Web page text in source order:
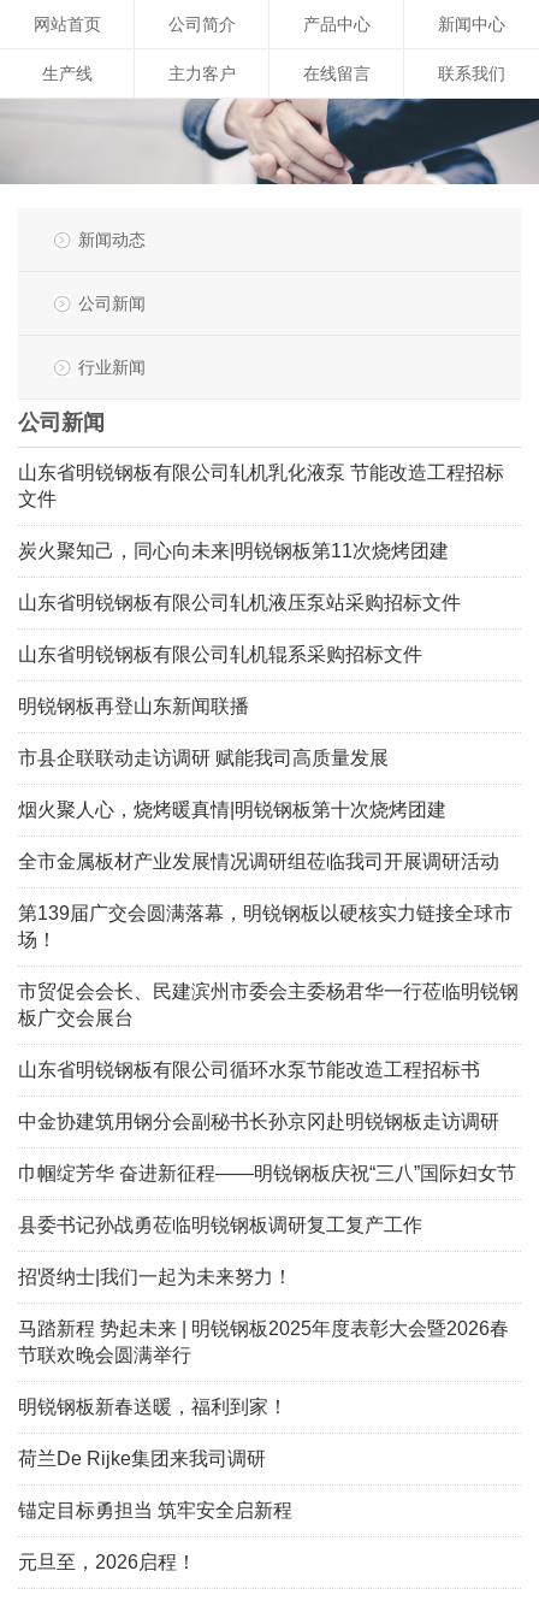
网站首页 公司简介 产品中心 新闻中心
生产线 主力客户 在线留言 联系我们
新闻动态
公司新闻
行业新闻
公司新闻
山东省明锐钢板有限公司轧机乳化液泵 节能改造工程招标
文件
炭火聚知己，同心向未来|明锐钢板第11次烧烤团建
山东省明锐钢板有限公司轧机液压泵站采购招标文件
山东省明锐钢板有限公司轧机辊系采购招标文件
明锐钢板再登山东新闻联播
市县企联联动走访调研 赋能我司高质量发展
烟火聚人心，烧烤暖真情|明锐钢板第十次烧烤团建
全市金属板材产业发展情况调研组莅临我司开展调研活动
第139届广交会圆满落幕，明锐钢板以硬核实力链接全球市
场！
市贸促会会长、民建滨州市委会主委杨君华一行莅临明锐钢
板广交会展台
山东省明锐钢板有限公司循环水泵节能改造工程招标书
中金协建筑用钢分会副秘书长孙京冈赴明锐钢板走访调研
巾帼绽芳华 奋进新征程——明锐钢板庆祝“三八”国际妇女节‌
县委书记孙战勇莅临明锐钢板调研复工复产工作
招贤纳士|我们一起为未来努力！
马踏新程 势起未来 | 明锐钢板2025年度表彰大会暨2026春
节联欢晚会圆满举行
明锐钢板新春送暖，福利到家！
荷兰De Rijke集团来我司调研
锚定目标勇担当 筑牢安全启新程
元旦至，2026启程！